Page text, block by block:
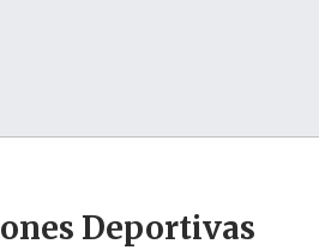
Deportivas